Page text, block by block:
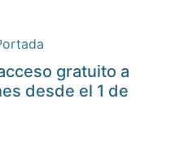
gratuito a
desde el 1 de